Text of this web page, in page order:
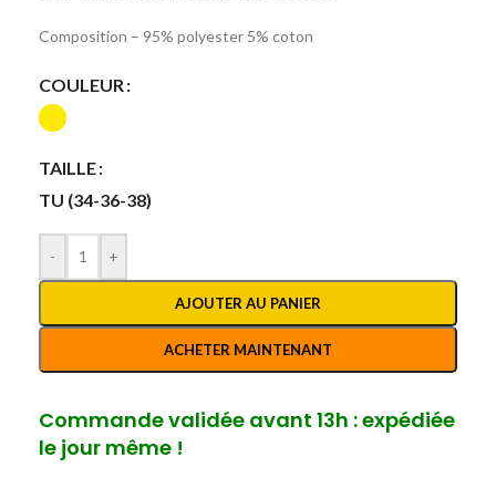
Composition – 95% polyester 5% coton
COULEUR
TAILLE
TU (34-36-38)
- +
AJOUTER AU PANIER
ACHETER MAINTENANT
Commande validée avant 13h : expédiée
le jour même !